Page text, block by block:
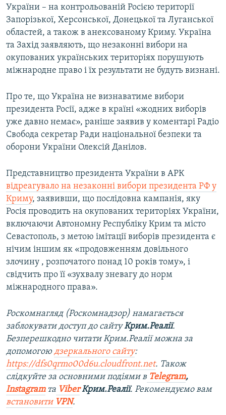
України – на контрольованій Росією території
Запорізької, Херсонської, Донецької та Луганської
областей, а також в анексованому Криму. Україна
та Захід заявляють, що незаконні вибори на
окупованих українських територіях порушують
міжнародне право і їх результати не будуть визнані.
Про те, що Україна не визнаватиме вибори
президента Росії, адже в країні «жодних виборів
уже давно немає», раніше заявив у коментарі Радіо
Свобода секретар Ради національної безпеки та
оборони України Олексій Данілов.
Представництво президента України в АРК
відреагувало на незаконні вибори президента РФ у
Криму, заявивши, що послідовна кампанія, яку
Росія проводить на окупованих територіях України,
включаючи Автономну Республіку Крим та місто
Севастополь, з метою імітації виборів президента є
нічим іншим як «продовженням довільного
злочину , розпочатого понад 10 років тому», і
свідчить про її «зухвалу зневагу до норм
міжнародного права».
Роскомнагляд (Роскомнадзор) намагається
заблокувати доступ до сайтуКрим.Реалії.
Безперешкодно читати Крим.Реалії можна за
допомогою дзеркального сайту:
https://dfs0qrmo00d6u.cloudfront.net. Також
слідкуйте за основними подіями в Telegram,
Instagramта ViberКрим.Реалії. Рекомендуємо вам
встановити VPN.